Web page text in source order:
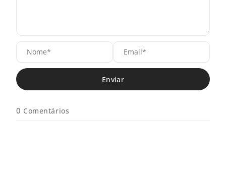
N
o
m
e
*
E
i
0 Comentários